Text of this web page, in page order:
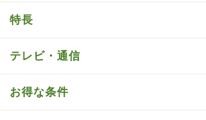
特長
テレビ・通信
お得な条件